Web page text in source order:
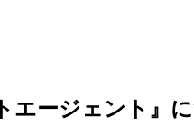
エージェント』